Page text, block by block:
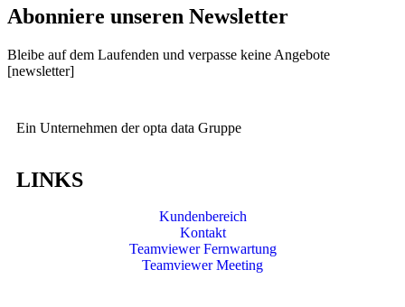
Abonniere unseren Newsletter
Bleibe auf dem Laufenden und verpasse keine Angebote
[newsletter]
Ein Unternehmen der opta data Gruppe
LINKS
Kundenbereich
Kontakt
Teamviewer Fernwartung
Teamviewer Meeting